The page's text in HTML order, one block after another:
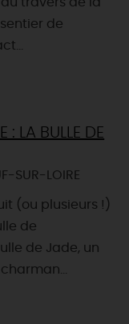
de
: LA BULLE DE
SUR-LOIRE
(ou plusieurs !)
de
de Jade, un